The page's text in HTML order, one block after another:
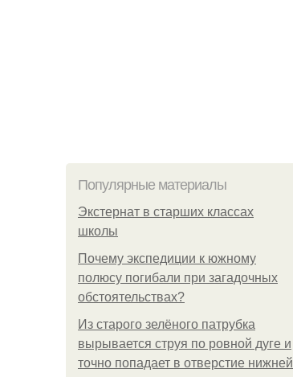
Популярные материалы
Экстернат в старших классах
школы
Почему экспедиции к южному
полюсу погибали при загадочных
обстоятельствах?
Из старого зелёного патрубка
вырывается струя по ровной дуге и
точно попадает в отверстие нижней